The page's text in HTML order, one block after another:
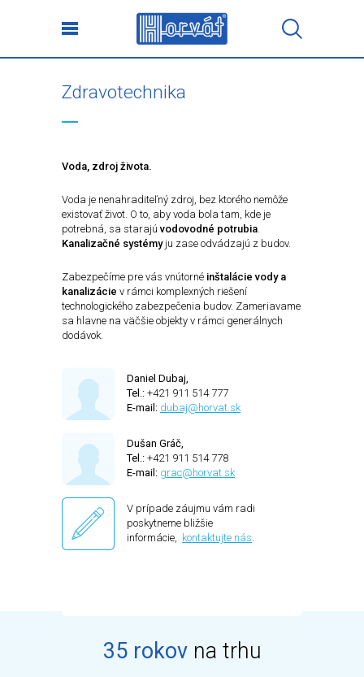
Zdravotechnika
Voda, zdroj života.
Voda je nenahraditeľný zdroj, bez ktorého nemôže
existovať život. O to, aby voda bola tam, kde je
potrebná, sa starajúvodovodné potrubia
Kanalizačné systémyju zase odvádzajú z budov.
Zabezpečíme pre vás vnútorné inštalácie vody a
kanalizácie v rámci komplexných riešení
technologického zabezpečenia budov. Zameriavame
sa hlavne na väčšie objekty v rámci generálnych
dodávok.
Daniel Dubaj,
Tel.: +421 911 514 777
E-mail: dubaj@horvat.sk
Dušan Gráč,
Tel.: +421 911 514 778
E-mail: grac@horvat.sk
V prípade záujmu vám radi
poskytneme bližšie
informácie, kontaktujte nás
35 rokovna trhu